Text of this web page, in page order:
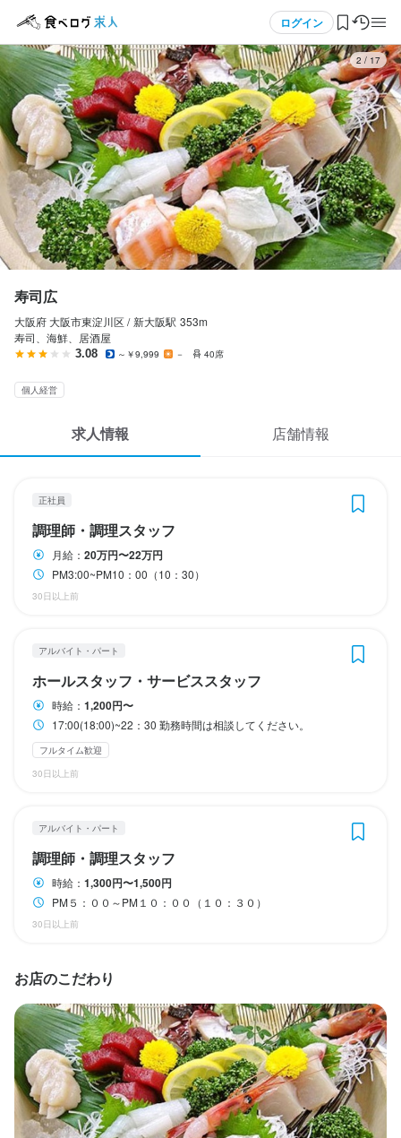
ログイン
ログイン・無料会員登録
食べログ求人TOP
求人検索
マイページ管理
気になる求人
検索履歴・保存した条件
ヘルプ・お問い合わせフォーム
掲載をご検討の店舗様へ
企業情報
2 / 17
寿司広
大阪府 大阪市東淀川区 / 新大阪駅 353m
寿司、海鮮、居酒屋
3.08 ～￥9,999 － 40席
個人経営
求人情報 店舗情報
正社員
調理師・調理スタッフ
月給： 20万円〜22万円
PM3:00~PM10：00（10：30）
30日以上前
アルバイト・パート
ホールスタッフ・サービススタッフ
時給： 1,200円〜
17:00(18:00)~22：30 勤務時間は相談してください。
フルタイム歓迎
30日以上前
アルバイト・パート
調理師・調理スタッフ
時給： 1,300円〜1,500円
PM５：００～PM１０：００（１０：３０）
30日以上前
お店のこだわり
正社員 寿司広
調理師・調理スタッフ
調理師・調理スタッフ
月給200,000円〜220,000円
昇給あり 交通費支給 給与手渡しOK
勤務時間
PM3:00~PM10：00（10：30）
長期勤務歓迎
休日・休暇
（令和５年度年間１２９日店休）
待遇
・契約期間の定めなし
・労災保険
制服貸与 バイク通勤OK
特徴
駅チカ(徒歩5分以内)
職人さん
（寿司、その他料理（天ぷら、煮付け、焼き物）ふぐ料理）
カウンター立ち仕事経験者
包丁さばき 寿司技術
お店の採用担当者からのメッセージ
少しでも興味をお持ちでしたら、ぜひお気軽にご応募ください。
最初はアルバイトや：契約社員からでもダブルワークでも可能で
す。お話はできるだけお聞きいたしますので
応募画面へ進む
アルバイト・パート 寿司広
ホールスタッフ・サービススタッフ
ホールスタッフ・サービススタッフ
時給1,200円〜
昇給あり 交通費支給 給与手渡しOK
給与補足
収入例
賄い無し（時給￥1200～）
17:00(18:00)~22：30
勤務時間は相談してください。
休日・休暇
土曜日、日曜日、祝日
ゴールデンウイーク、お盆休み、お正月休み
待遇
店内完全禁煙。
学歴不問 未経験者歓迎
駅チカ(徒歩5分以内)
仕事内容
身に付くスキル
寿司技術 サービスマナー
応募資格
応募画面へ進む
アルバイト・パート 寿司広
調理師・調理スタッフ
調理師・調理スタッフ
時給1,300円〜1,500円
昇給あり 交通費支給 給与手渡しOK
給与補足
勤務時間
PM５：００～PM１０：００（１０：３０）
現在は人員不足で土日祝、店休にしています。平日のみの営業
ゴールデンウイーク、お盆休み、正月休みは曜日の都合もありま
すが5日から一週間位はお休みします。
日曜定休 夏季休暇あり 年末年始休暇あり
店内完全禁煙。
もう少し仕事がしたい方。カウンター仕事（立ちの仕事）が好き
な方。
明るく元気な店が好きな方。
制服貸与 バイク通勤OK
学歴不問 未経験者歓迎
駅チカ(徒歩5分以内)
仕事内容
とりあえずは、夜の営業のアルバイトとして募集しますが、本人
のやる気次第で正社員でゆくゆくは店を任せられるような人材。
身に付くスキル
包丁さばき 寿司技術 盛り付け技術 高級食材の知識
日本酒の知識
焼酎の知識
魚の知識 仕入れ・食材の目利き
応募画面へ進む